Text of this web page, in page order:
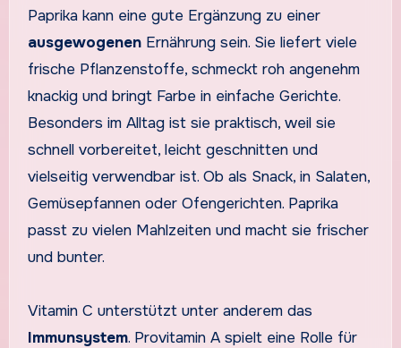
Paprika kann eine gute Ergänzung zu einer
ausgewogenenErnährung sein. Sie liefert viele
frische Pflanzenstoffe, schmeckt roh angenehm
knackig und bringt Farbe in einfache Gerichte.
Besonders im Alltag ist sie praktisch, weil sie
schnell vorbereitet, leicht geschnitten und
vielseitig verwendbar ist. Ob als Snack, in Salaten,
Gemüsepfannen oder Ofengerichten. Paprika
passt zu vielen Mahlzeiten und macht sie frischer
und bunter.
Vitamin C unterstützt unter anderem das
Immunsystem. Provitamin A spielt eine Rolle für